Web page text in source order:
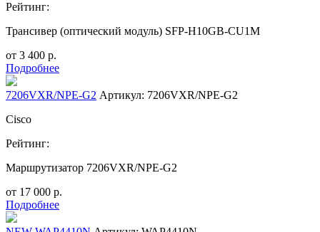
Рейтинг:
Трансивер (оптический модуль) SFP-H10GB-CU1M
от 3 400 р.
Подробнее
7206VXR/NPE-G2 Артикул: 7206VXR/NPE-G2
Cisco
Рейтинг:
Маршрутизатор 7206VXR/NPE-G2
от 17 000 р.
Подробнее